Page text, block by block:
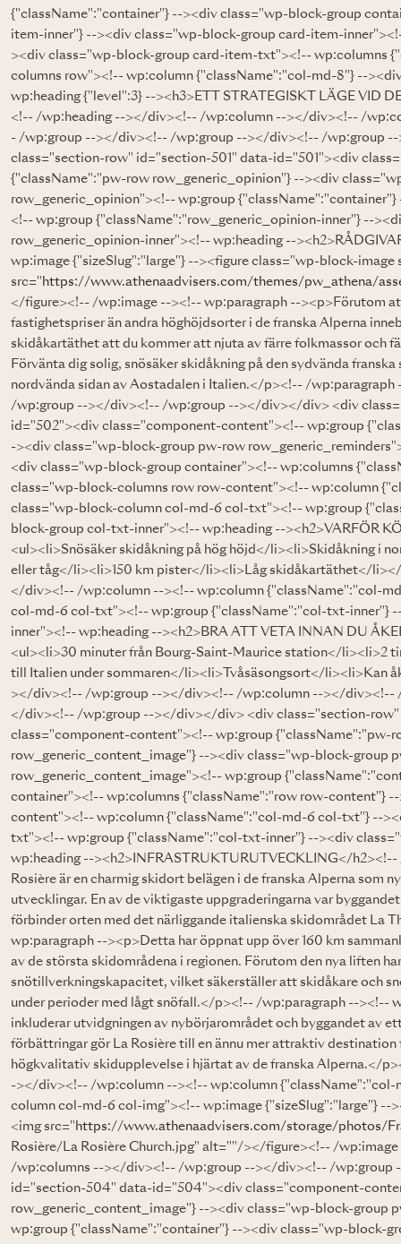
{"className":"container"} --><div class="wp-block-group
item-inner"} --><div class="wp-block-group card-item-
><div class="wp-block-group card-item-txt"><!-- wp:columns
columns row"><!-- wp:column {"className":"col-md-8"} --
wp:heading {"level":3} --><h3>ETT STRATEGISKT LÄGE VID
<!-- /wp:heading --></div><!-- /wp:column --></div><!-- /
- /wp:group --></div><!-- /wp:group --></div><!-- /wp:group
class="section-row" id="section-501" data-id="501"><div
{"className":"pw-row row_generic_opinion"} --><div
row_generic_opinion"><!-- wp:group
<!-- wp:group {"className":"row_generic_opinion-inner"} --
row_generic_opinion-inner"><!-- wp:heading --
wp:image {"sizeSlug":"large"} --><figure class="wp-block-image
src=" https://www.athenaadvisers.com/themes/pw_athena/
</figure><!-- /wp:image --><!-- wp:paragraph --><p>Förutom
fastighetspriser än andra höghöjdsorter i de franska Alperna
skidåkartäthet att du kommer att njuta av färre folkmassor och
Förvänta dig solig, snösäker skidåkning på den sydvända
nordvända sidan av Aostadalen i Italien.</p><!-- /
/wp:group --></div><!-- /wp:group --></div></div> <div
id="502"><div class="component-content"><!-- wp:group
-><div class="wp-block-group pw-row
<div class="wp-block-group container"><!-- wp:columns
class="wp-block-columns row row-content"><!-- wp:column
class="wp-block-column col-md-6 col-txt"><!-- wp:group
block-group col-txt-inner"><!-- wp:heading --><h2>VARFÖR
<ul><li>Snösäker skidåkning på hög höjd</li><li>Skidåkning i
eller tåg</li><li>150 km pister</li><li>Låg skidåkartäthet</
</div><!-- /wp:column --><!-- wp:column {"className":"col-
col-md-6 col-txt"><!-- wp:group {"className":"col-txt-inner"}
inner"><!-- wp:heading --><h2>BRA ATT VETA INNAN DU
<ul><li>30 minuter från Bourg-Saint-Maurice station</li><li>2
till Italien under sommaren</li><li>Tvåsäsongsort</li><li>Kan
></div><!-- /wp:group --></div><!-- /wp:column --></div><!--
</div><!-- /wp:group --></div></div> <div class="section-
class="component-content"><!-- wp:group {"className":"pw-
row_generic_content_image"} --><div class="wp-block-group
row_generic_content_image"><!-- wp:group
container"><!-- wp:columns {"className":"row row-content"}
content"><!-- wp:column {"className":"col-md-6 col-txt"} --
txt"><!-- wp:group {"className":"col-txt-inner"} --><div
wp:heading --><h2>INFRASTRUKTURUTVECKLING</
Rosière är en charmig skidort belägen i de franska Alperna som
utvecklingar. En av de viktigaste uppgraderingarna var
förbinder orten med det närliggande italienska skidområdet La
wp:paragraph --><p>Detta har öppnat upp över 160 km
av de största skidområdena i regionen. Förutom den nya liften
snötillverkningskapacitet, vilket säkerställer att skidåkare och
under perioder med lågt snöfall.</p><!-- /wp:paragraph --><!--
inkluderar utvidgningen av nybörjarområdet och byggandet av
förbättringar gör La Rosière till en ännu mer attraktiv
högkvalitativ skidupplevelse i hjärtat av de franska Alperna.</
-></div><!-- /wp:column --><!-- wp:column
column col-md-6 col-img"><!-- wp:image {"sizeSlug":"large"} --
<img src=" https://www.athenaadvisers.com/storage/photos/
Rosière/La Rosière Church.jpg" alt=""/></figure><!-- /
/wp:columns --></div><!-- /wp:group --></div><!-- /wp:group
id="section-504" data-id="504"><div class="component-
row_generic_content_image"} --><div class="wp-block-group
wp:group {"className":"container"} --><div class="wp-block-